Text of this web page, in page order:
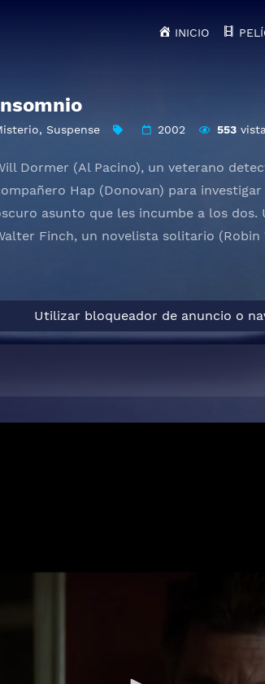
INICIO
, Suspense 2002 553
Dormer (Al Pacino), un veterano
Hap (Donovan) para
asunto que les incumbe a los
Finch, un novelista solitario (Robin
Utilizar bloqueador de anuncio o